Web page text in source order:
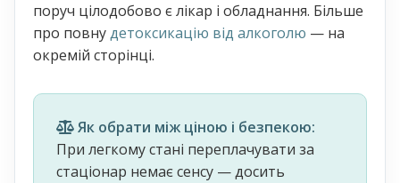
поруч цілодобово є лікар і обладнання. Більше
про повнудетоксикацію від алкоголю — на
окремій сторінці.
Як обрати між ціною і безпекою:
При легкому стані переплачувати за
стаціонар немає сенсу — досить